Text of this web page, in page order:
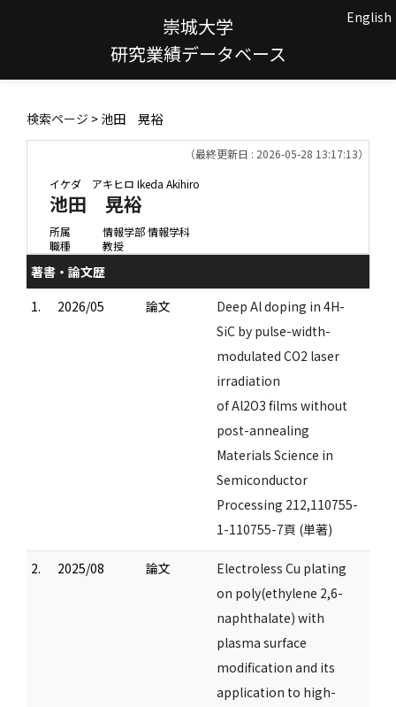
崇城大学
研究業績データベース
English
検索ページ > 池田 晃裕
（最終更新日 : 2026-05-28 13:17:13）
イケダ アキヒロ Ikeda Akihiro
池田 晃裕
所属
情報学部 情報学科
職種
教授
著書・論文歴
1.
2026/05 論文
Deep Al doping in 4H-
SiC by pulse-width-
modulated CO2 laser
irradiation
of Al2O3 films without
post-annealing
Materials Science in
Semiconductor
Processing 212,110755-
1-110755-7頁 (単著)
2. 2025/08 論文
Electroless Cu plating
on poly(ethylene 2,6-
naphthalate) with
plasma surface
modification and its
application to high-